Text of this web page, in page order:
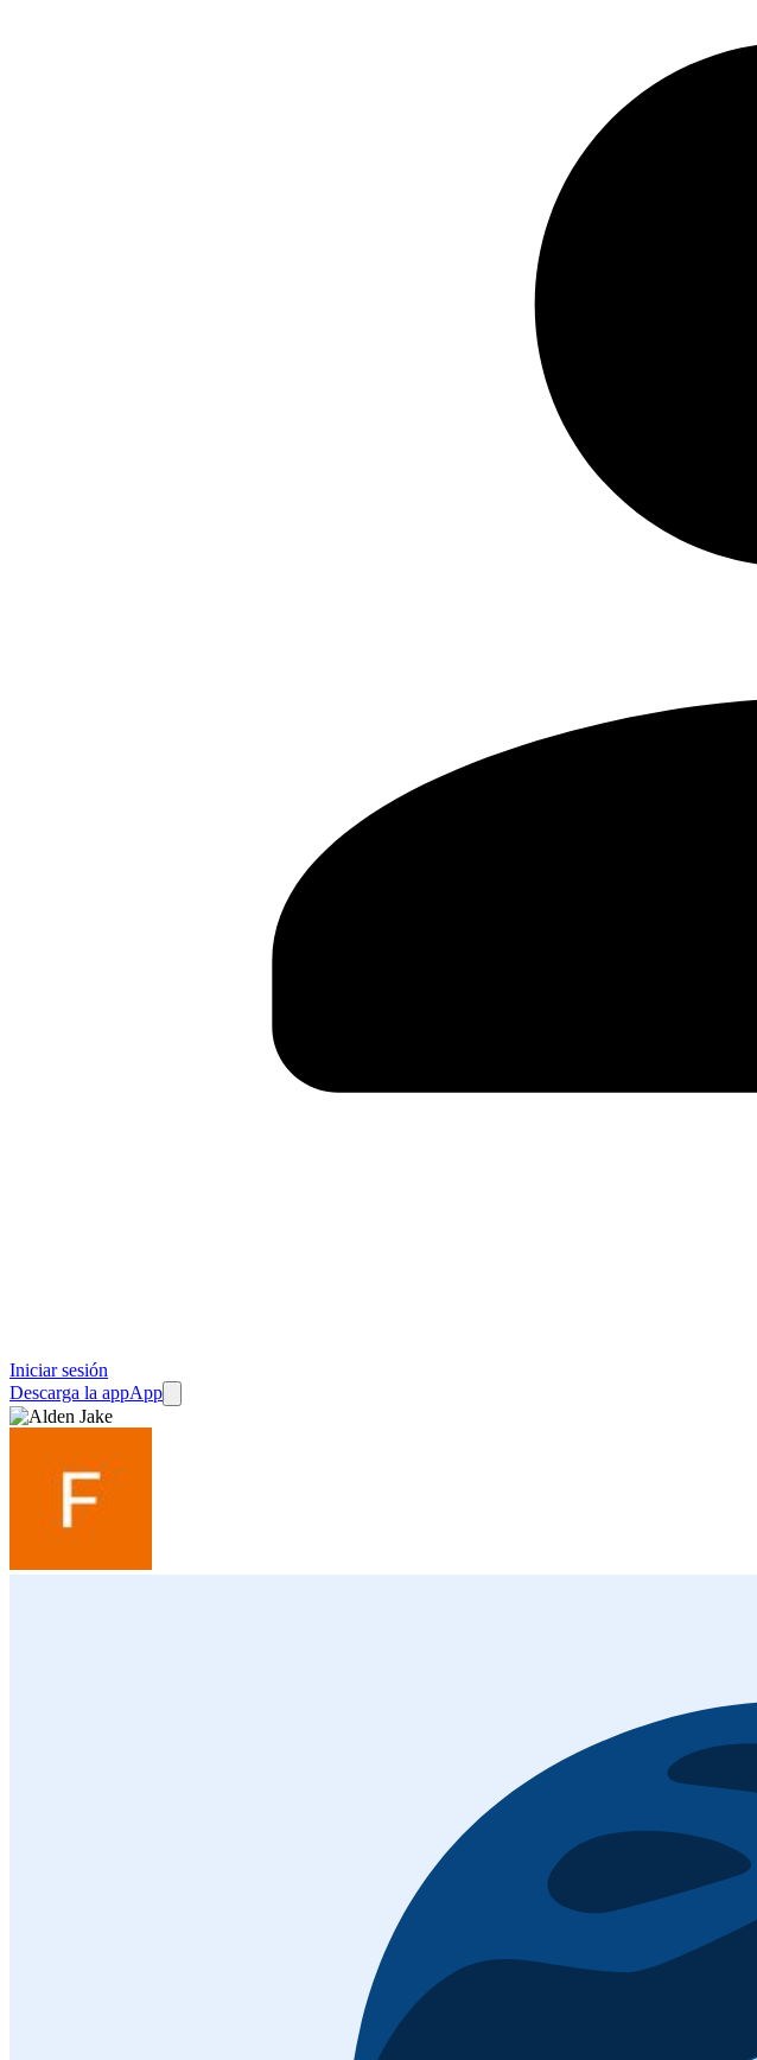
Iniciar sesión
Descarga la appApp